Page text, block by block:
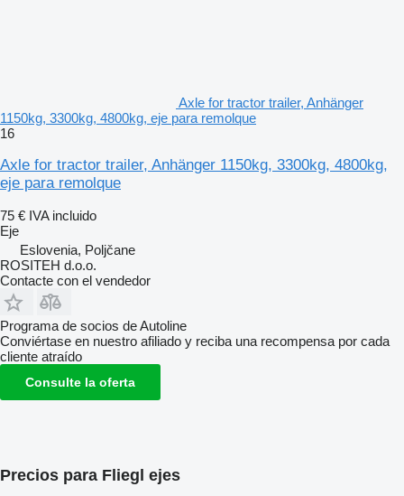
Axle for tractor trailer, Anhänger
1150kg, 3300kg, 4800kg, eje para remolque
16
Axle for tractor trailer, Anhänger 1150kg, 3300kg, 4800kg,
eje para remolque
75 € IVA incluido
Eje
Eslovenia, Poljčane
ROSITEH d.o.o.
Contacte con el vendedor
Programa de socios de Autoline
Conviértase en nuestro afiliado y reciba una recompensa por cada
cliente atraído
Consulte la oferta
Precios para Fliegl ejes